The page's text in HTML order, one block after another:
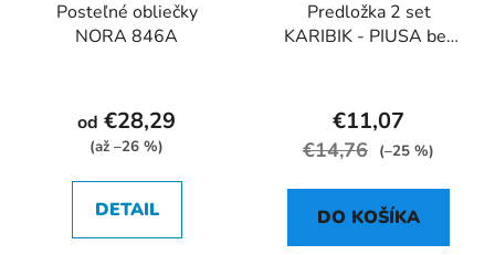
Posteľné obliečky
NORA 846A
od €28,29
(až –26 %)
DETAIL
Predložka 2 set
KARIBIK - PIUSA bez
€11,07
€14,76 (–25 %)
DO KOŠÍKA